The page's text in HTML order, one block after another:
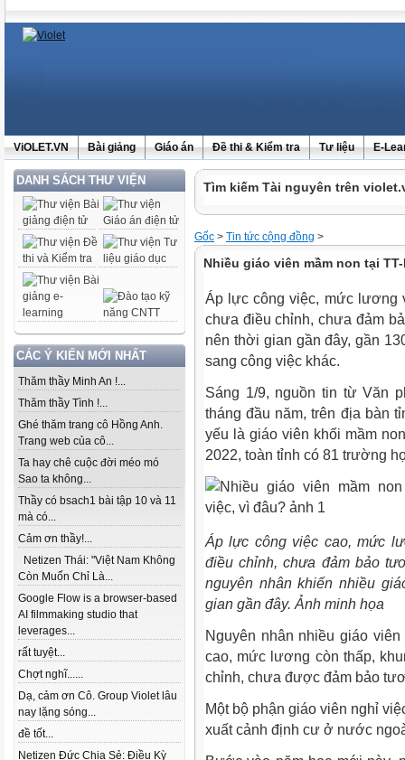
ViOLET.VN Bài giảng Giáo án Đề thi & Kiểm tra Tư liệu E-
DANH SÁCH THƯ VIỆN
CÁC Ý KIẾN MỚI NHẤT
Thăm thầy Minh An !...
Thăm thầy Tình !...
Ghé thăm trang cô Hồng Anh.
Trang web của cô...
Ta hay chê cuộc đời méo mó
Sao ta không...
Thầy có bsach1 bài tập 10 và 11
mà có...
Cảm ơn thầy!...
Netizen Thái: "Việt Nam Không
Còn Muốn Chỉ Là...
Google Flow is a browser-based
AI filmmaking studio that
leverages...
rất tuyệt...
Chợt nghĩ......
Dạ, cảm ơn Cô. Group Violet lâu
nay lặng sóng...
đề tốt...
Netizen Đức Chia Sẻ: Điều Kỳ
Tìm kiếm Tài nguyên trên
Gốc > Tin tức cộng đồng >
Nhiều giáo viên mầm non tại
Áp lực công việc, mức lương
chưa điều chỉnh, chưa đảm
nên thời gian gần đây, gần
sang công việc khác.
Sáng 1/9, nguồn tin từ Văn
tháng đầu năm, trên địa bàn
yếu là giáo viên khối mầm
2022, toàn tỉnh có 81 trường
Áp lực công việc cao, mức
điều chỉnh, chưa đảm bảo
nguyên nhân khiến nhiều
gian gần đây. Ảnh minh họa
Nguyên nhân nhiều giáo
cao, mức lương còn thấp,
chỉnh, chưa được đảm bảo
Một bộ phận giáo viên nghỉ
xuất cảnh định cư ở nước